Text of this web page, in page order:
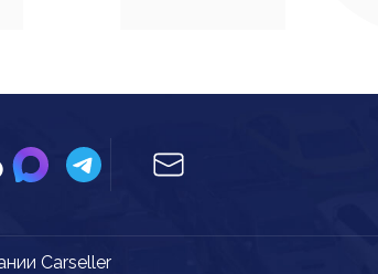
Carseller